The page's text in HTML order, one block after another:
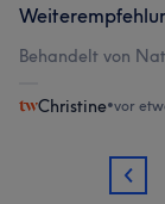
Behandelt von
Christine•vor
1